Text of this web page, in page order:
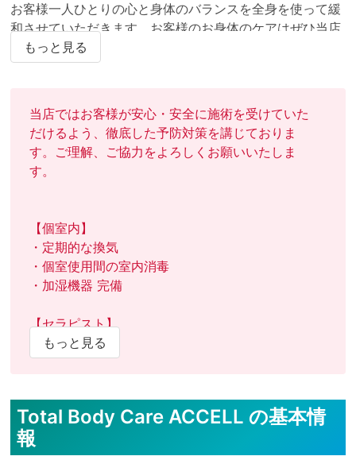
お客様一人ひとりの心と身体のバランスを全身を使って緩
和させていただきます。お客様のお身体のケアはぜひ当店
へお任せください。皆様からのお問い合わせを心よりお待
ち申し上げます。
もっと見る
当店ではお客様が安心・安全に施術を受けていた
だけるよう、徹底した予防対策を講じておりま
す。ご理解、ご協力をよろしくお願いいたしま
す。
【個室内】
・定期的な換気
・個室使用間の室内消毒
・加湿機器 完備
【セラピスト】
・検温実施
・うがい薬の用意
【お客様】
・検温実施
・うがい薬の用意
もっと見る
Total Body Care ACCELL の基本情
報